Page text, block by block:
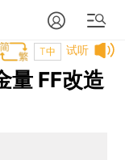
试听
T中
量 FF改造